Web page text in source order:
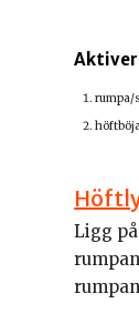
rumpa/
Ligg